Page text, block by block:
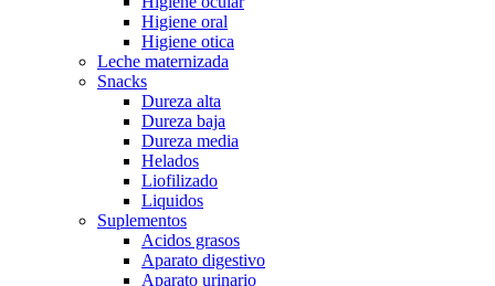
Higiene oral
Higiene otica
Leche maternizada
Snacks
Dureza alta
Dureza baja
Dureza media
Helados
Liofilizado
Liquidos
Suplementos
Acidos grasos
Aparato digestivo
Aparato urinario